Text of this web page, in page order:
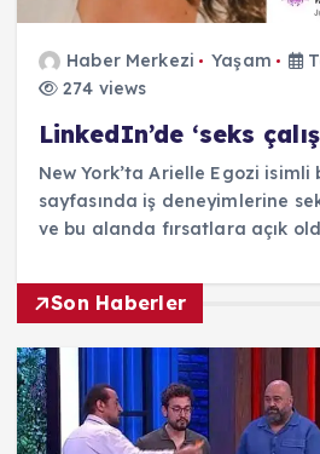
Haber Merkezi Yaşam
274 views
LinkedIn’de ‘seks
New York’ta Arielle Egozi isimli
sayfasında iş deneyimlerine
ve bu alanda fırsatlara açık
Son Haberler